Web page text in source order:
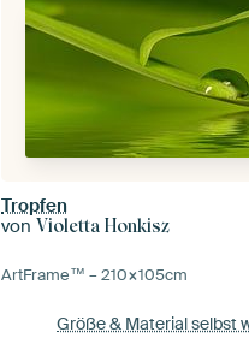
Tropfen
vonVioletta Honkisz
ArtFrame™ –210×105cm
Größe & Material selbst